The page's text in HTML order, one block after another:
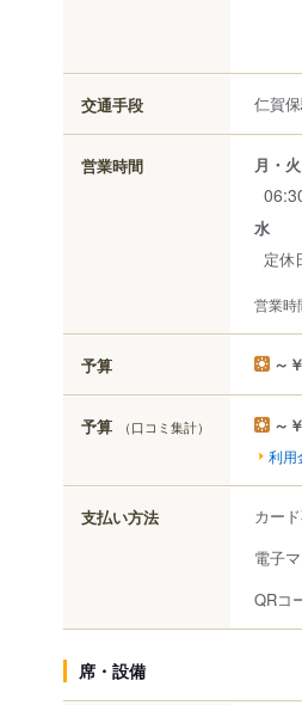
交通手段 仁賀
営業時間 月・
水
定休
営業時
予算 ～
予算 （口コミ集計） ～
利用
支払い方法
カー
電子
QRコ
席・設備